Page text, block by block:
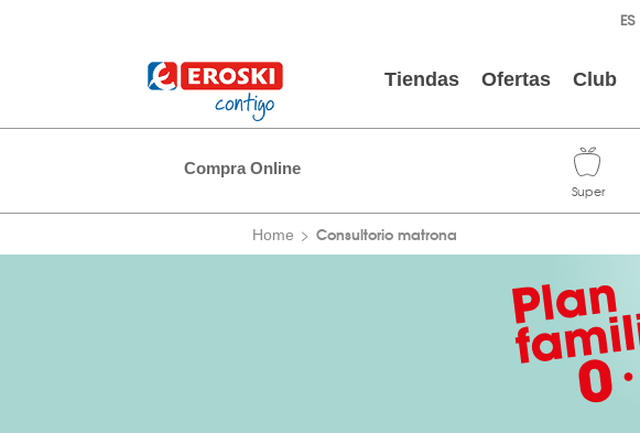
Tiendas Ofertas Club
Compra Online
Home Consultorio matrona